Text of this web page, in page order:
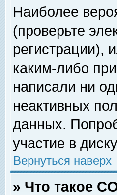
Наиболее
(проверьте
регистрации),
каким-либо
написали ни
неактивных
данных.
участие в
Вернуться наверх
» Что такое